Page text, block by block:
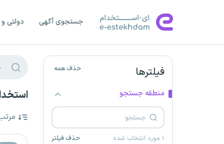
جستجوی آگهی دولتی
فیلترها حذف همه
منطقه جستجو
۱ مورد انتخاب شده حذف فیلتر